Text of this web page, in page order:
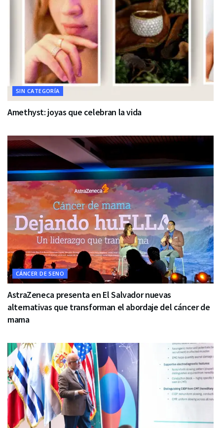
SIN CATEGORÍA
Amethyst: joyas que celebran la vida
CÁNCER DE SENO
AstraZeneca presenta en El Salvador nuevas
alternativas que transforman el abordaje del cáncer de
mama